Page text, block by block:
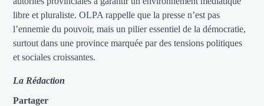
libre et pluraliste. OLPA rappelle que la presse n’est pas
l’ennemie du pouvoir, mais un pilier essentiel de la démocratie,
surtout dans une province marquée par des tensions politiques
et sociales croissantes.
La Rédaction
Partager